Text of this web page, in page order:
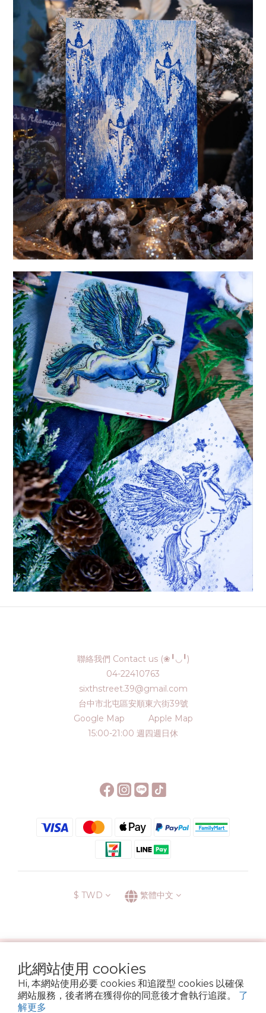
此網站使用 cookies
Hi, 本網站使用必要 cookies 和追蹤型 cookies 以確保
網站服務，後者將在獲得你的同意後才會執行追蹤。 了
解更多
聯絡我們 Contact us (❀╹◡╹)
04-22410763
sixthstreet.39@gmail.com
台中市北屯區安順東六街39號
Google Map
Apple Map
15:00-21:00 週四週日休
$ TWD 繁體中文
運送方式
退換貨政策 條款與細則
Copyright © 2022 6street. All rights reserved.
營業登記名稱 六街生活文具房 72314705